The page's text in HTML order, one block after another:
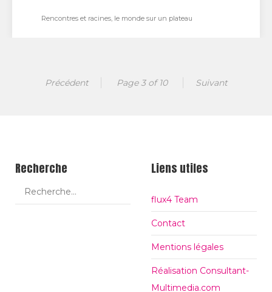
Le Festival Rencontres & Racines, véritable moteur
Rencontres et racines, le monde sur un plateau
Précédent Page 3 of 10 Suivant
Recherche Liens utiles
flux4 Team
Contact
Mentions légales
Réalisation Consultant-
Multimedia.com